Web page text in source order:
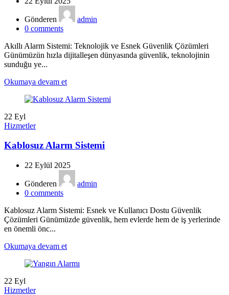
Gönderen
admin
0 comments
Akıllı Alarm Sistemi: Teknolojik ve Esnek Güvenlik Çözümleri
Günümüzün hızla dijitalleşen dünyasında güvenlik, teknolojinin
sunduğu ye...
Okumaya devam et
22 Eyl
Hizmetler
Kablosuz Alarm Sistemi
22 Eylül 2025
Gönderen
admin
0 comments
Kablosuz Alarm Sistemi: Esnek ve Kullanıcı Dostu Güvenlik
Çözümleri Günümüzde güvenlik, hem evlerde hem de iş yerlerinde
en önemli önc...
Okumaya devam et
22 Eyl
Hizmetler